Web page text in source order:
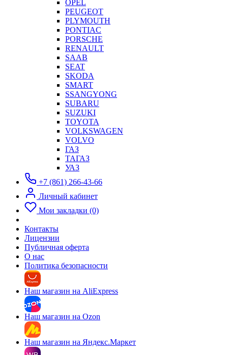
OPEL
PEUGEOT
PLYMOUTH
PONTIAC
PORSCHE
RENAULT
SAAB
SEAT
SKODA
SMART
SSANGYONG
SUBARU
SUZUKI
TOYOTA
VOLKSWAGEN
VOLVO
ГАЗ
ТАГАЗ
УАЗ
+7 (861) 266-43-66
Личный кабинет
Мои закладки (0)
Контакты
Лицензии
Публичная оферта
О нас
Политика безопасности
Наш магазин на AliExpress
Наш магазин на Ozon
Наш магазин на Яндекс.Маркет